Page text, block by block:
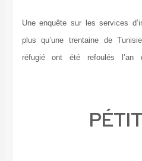
Une enquête sur les services
plus qu’une trentaine de
réfugié ont été refoulés